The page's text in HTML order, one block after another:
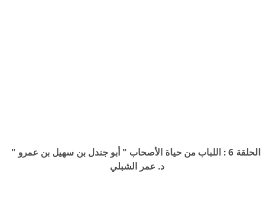
الحلقة 6 : اللباب من حياة الأصحاب " أبو جندل بن سهيل بن عمرو "
د. عمر الشبلي